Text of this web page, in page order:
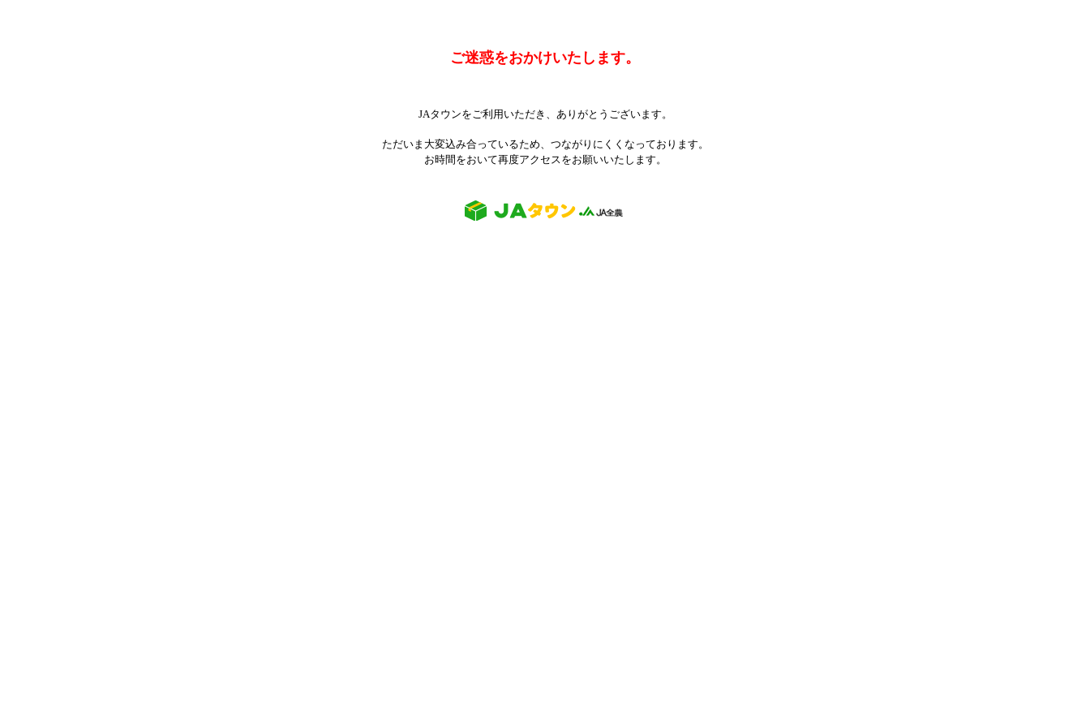
ご迷惑をおかけいたします。
JAタウンをご利用いただき、ありがとうございます。
ただいま大変込み合っているため、つながりにくくなっております。
お時間をおいて再度アクセスをお願いいたします。